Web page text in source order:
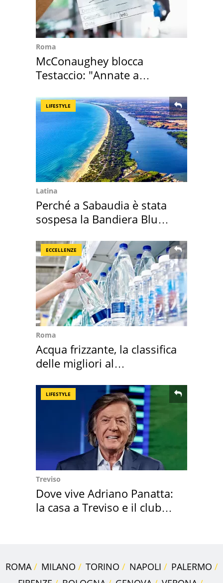
Roma
McConaughey blocca
Testaccio: "Annate a
LIFESTYLE
Latina
Perché a Sabaudia è stata
sospesa la Bandiera Blu
ECCELLENZE
Roma
Acqua frizzante, la classifica
delle migliori al
LIFESTYLE
Treviso
Dove vive Adriano Panatta:
la casa a Treviso e il club
ROMA MILANO TORINO NAPOLI
PALERMO